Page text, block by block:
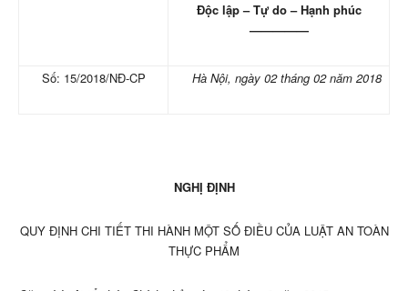
Độc lập – Tự do – Hạnh phúc
—————
Số: 15/2018/NĐ-CP Hà Nội, ngày 02 tháng 02 năm 2018
NGHỊ ĐỊNH
QUY ĐỊNH CHI TIẾT THI HÀNH MỘT SỐ ĐIỀU CỦA LUẬT AN TOÀN
THỰC PHẨM